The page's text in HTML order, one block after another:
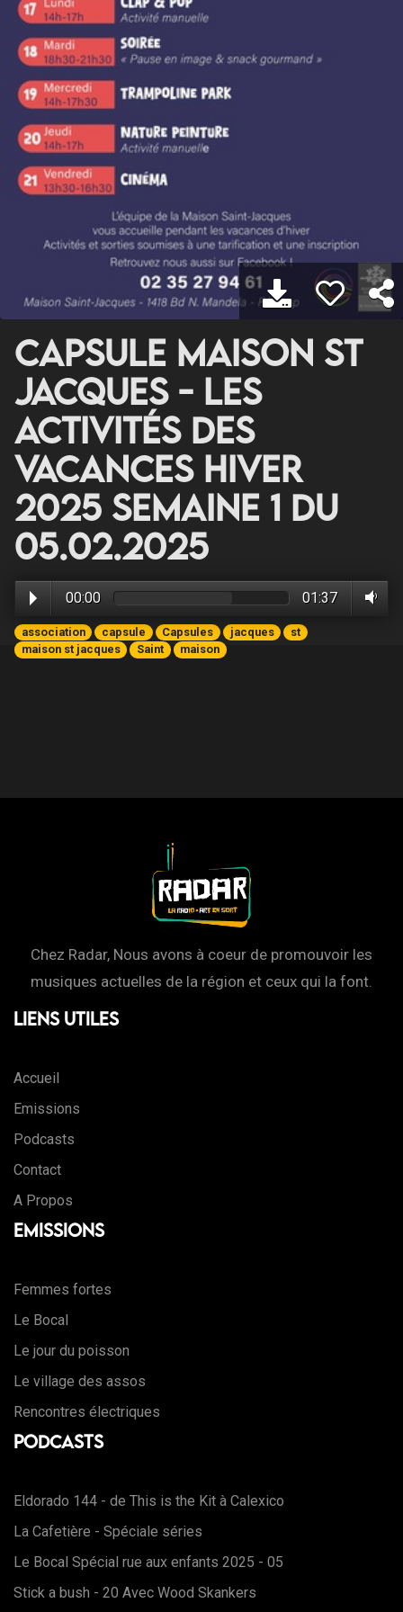
Capsule Maison St
Jacques - Les
activités des
vacances hiver
2025 Semaine 1 du
05.02.2025
00:00 01:37
association capsule Capsules jacques
st
maison st jacques
Saint maison
Chez Radar, Nous avons à coeur de promouvoir les
musiques actuelles de la région et ceux qui la font.
Liens Utiles
Accueil
Emissions
Podcasts
Contact
A Propos
Emissions
Femmes fortes
Le Bocal
Le jour du poisson
Le village des assos
Rencontres électriques
Podcasts
Eldorado 144 - de This is the Kit à Calexico
La Cafetière - Spéciale séries
Le Bocal Spécial rue aux enfants 2025 - 05
Stick a bush - 20 Avec Wood Skankers